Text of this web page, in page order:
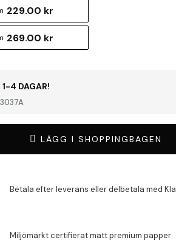
4 DAGAR!
3037A
229.00 kr
269.00 kr
LÄGG I SHOPPINGBAGEN